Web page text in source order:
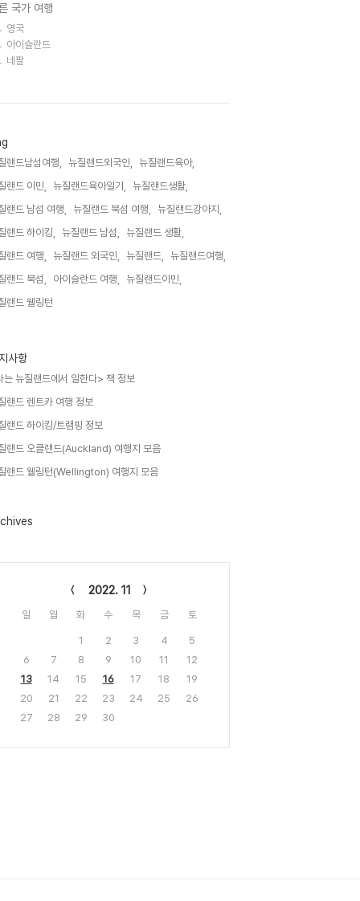
국가 여행
영국
아이슬란드
네팔
랜드남섬여행, 뉴질랜드외국인,
뉴질랜드육아,
랜드 이민,
뉴질랜드육아일기,
뉴질랜드생활,
랜드 남섬 여행,
뉴질랜드 북섬 여행,
뉴질랜드강아지,
랜드 하이킹,
뉴질랜드 남섬,
뉴질랜드 생활,
랜드 여행,
뉴질랜드 외국인, 뉴질랜드,
뉴질랜드여행,
랜드 북섬,
아이슬란드 여행,
뉴질랜드이민,
랜드 웰링턴,
사항
는 뉴질랜드에서 일한다> 책 정보
랜드 렌트카 여행 정보
랜드 하이킹/트램핑 정보
랜드 오클랜드(Auckland) 여행지 모음
랜드 웰링턴(Wellington) 여행지 모음
2022. 11
일 월 화 수 목 금 토
1 2 3 4
5
6
7 8 9 10 11
12
13
14 15 16 17 18
19
20
21 22 23 24 25
26
27
28 29 30